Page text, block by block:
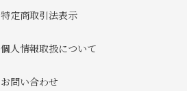
特定商取引法表示
個人情報取扱について
お問い合わせ